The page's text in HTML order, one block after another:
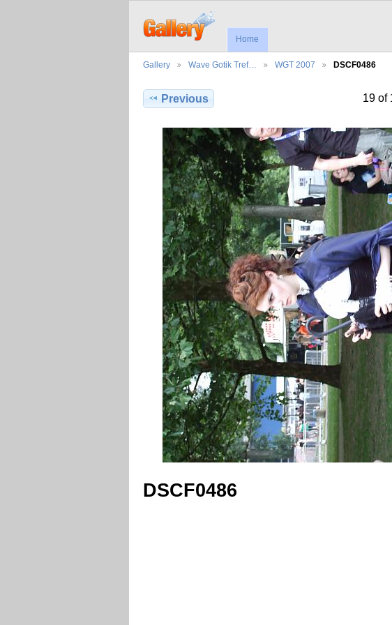
Home
Gallery Wave Gotik Tref… WGT 2007 DSCF0486
Previous 19 of
DSCF0486